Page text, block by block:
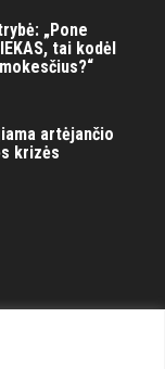
„Pone
tai kodėl
artėjančio
krizės